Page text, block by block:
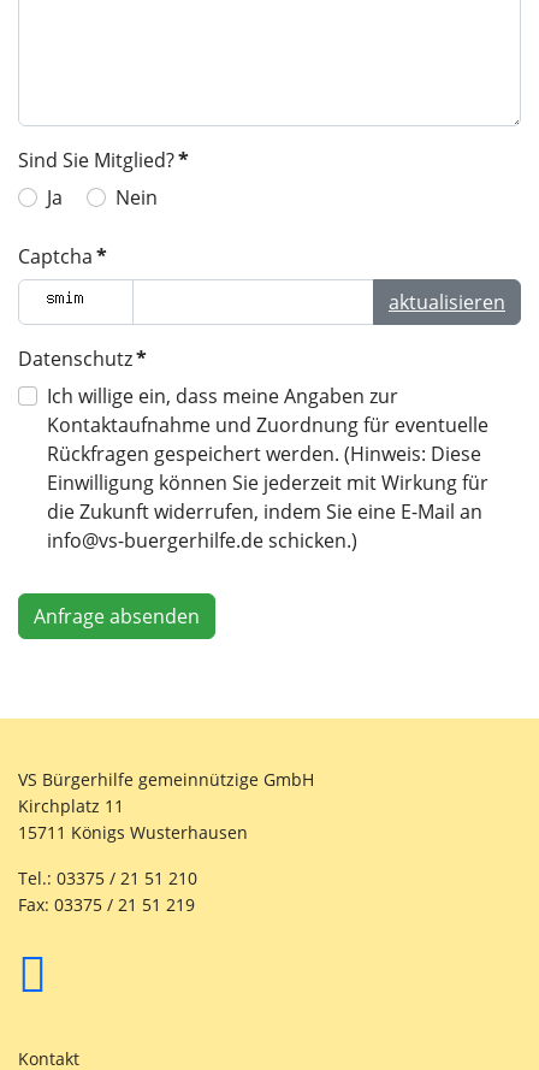
Sind Sie Mitglied?*
Ja
Nein
Captcha*
aktualisieren
Datenschutz*
Ich willige ein, dass meine Angaben zur
Kontaktaufnahme und Zuordnung für eventuelle
Rückfragen gespeichert werden. (Hinweis: Diese
Einwilligung können Sie jederzeit mit Wirkung für
die Zukunft widerrufen, indem Sie eine E-Mail an
info@vs-buergerhilfe.de schicken.)
Anfrage absenden
VS Bürgerhilfe gemeinnützige GmbH
Kirchplatz 11
15711 Königs Wusterhausen
Tel.: 03375 / 21 51 210
Fax: 03375 / 21 51 219
Kontakt